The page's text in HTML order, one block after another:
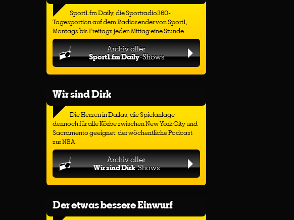
Sport1.fm Daily, die Sportradio360-
Tagesportion auf dem Radiosender von Sport1,
Montags bis Freitags jeden Mittag eine Stunde.
Archiv aller
Sport1.fm Daily-Shows
Wir sind Dirk
Die Herzen in Dallas, die Spielanlage
dennoch für alle Körbe zwischen New York City und
Sacramento geeignet: der wöchentliche Podcast
zur NBA.
Archiv aller
Wir sind Dirk-Shows
Der etwas bessere Einwurf